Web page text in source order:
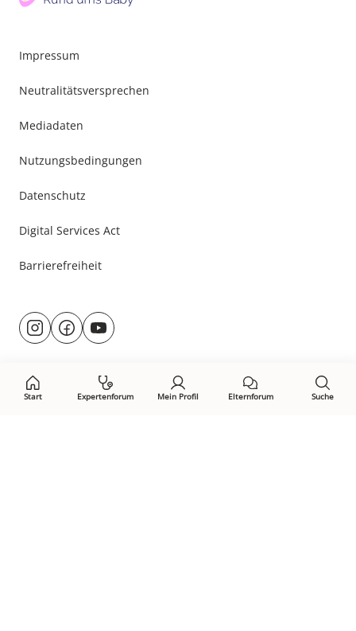
Start Expertenforum Mein Profil Elternforum Suche
Impressum
Neutralitätsversprechen
Mediadaten
Nutzungsbedingungen
Datenschutz
Digital Services Act
Barrierefreiheit
Besuche
uns@rund.ums.baby
facebook.com/rundumsbaby.de
youtube.com/@rundumsbaby_